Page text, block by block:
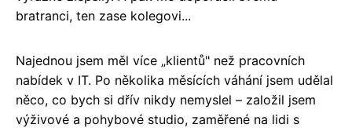
bratranci, ten zase kolegovi...
Najednou jsem měl více „klientů" než pracovních
nabídek v IT. Po několika měsících váhání jsem udělal
něco, co bych si dřív nikdy nemyslel – založil jsem
výživové a pohybové studio, zaměřené na lidi s